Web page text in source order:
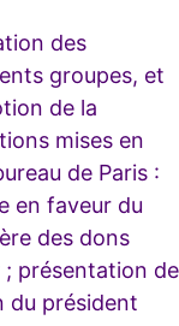
des
groupes, et
de la
mises en
de Paris :
en faveur du
des dons
présentation de
du président